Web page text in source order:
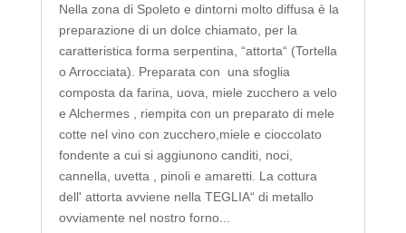
Nella zona di Spoleto e dintorni molto diffusa è la
preparazione di un dolce chiamato, per la
caratteristica forma serpentina, “attorta“ (Tortella
o Arrocciata). Preparata con una sfoglia
composta da farina, uova, miele zucchero a velo
e Alchermes , riempita con un preparato di mele
cotte nel vino con zucchero,miele e cioccolato
fondente a cui si aggiunono canditi, noci,
cannella, uvetta , pinoli e amaretti. La cottura
dell' attorta avviene nella TEGLIA“ di metallo
ovviamente nel nostro forno...